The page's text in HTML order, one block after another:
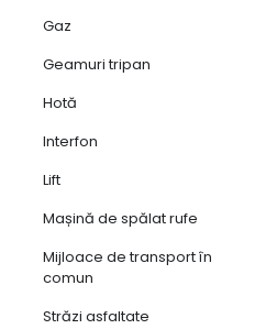
Gaz
Geamuri tripan
Hotă
Interfon
Lift
Mașină de spălat rufe
Mijloace de transport în
comun
Străzi asfaltate